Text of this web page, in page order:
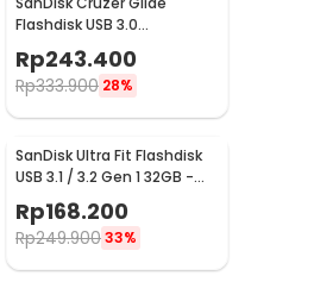
Flashdisk USB 3.0
Retractable Secure Access
64GB - SDCZ600
Rp243.400
Rp333.900 28%
SanDisk Ultra Fit Flashdisk
USB 3.1 / 3.2 Gen 1 32GB -
SDCZ430
Rp168.200
Rp249.90033%